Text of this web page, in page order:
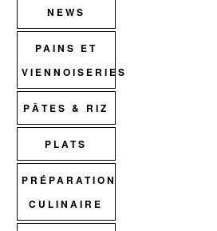
NEWS
PAINS ET
VIENNOISERIES
PÂTES & RIZ
PLATS
PRÉPARATION
CULINAIRE